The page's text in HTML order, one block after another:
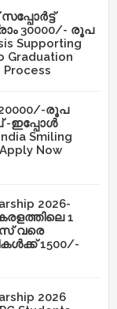
30000/- രൂപ
Supporting
Graduation
20000/-രൂപ
-ഇപ്പോൾ
Smiling
Now
2026-
1
വരെ
1500/-
2026